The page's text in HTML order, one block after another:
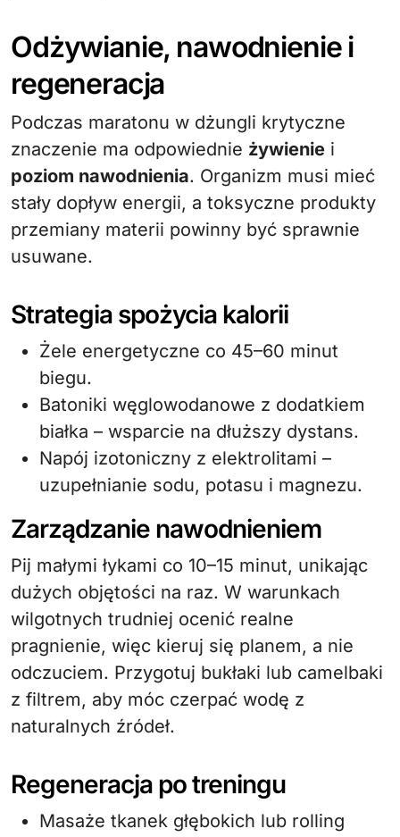
Odżywianie, nawodnienie i
regeneracja
Podczas maratonu w dżungli krytyczne
znaczenie ma odpowiednie żywienie i
poziom nawodnienia. Organizm musi mieć
stały dopływ energii, a toksyczne produkty
przemiany materii powinny być sprawnie
usuwane.
Strategia spożycia kalorii
Żele energetyczne co 45–60 minut
biegu.
Batoniki węglowodanowe z dodatkiem
białka – wsparcie na dłuższy dystans.
Napój izotoniczny z elektrolitami –
uzupełnianie sodu, potasu i magnezu.
Zarządzanie nawodnieniem
Pij małymi łykami co 10–15 minut, unikając
dużych objętości na raz. W warunkach
wilgotnych trudniej ocenić realne
pragnienie, więc kieruj się planem, a nie
odczuciem. Przygotuj bukłaki lub camelbaki
z filtrem, aby móc czerpać wodę z
naturalnych źródeł.
Regeneracja po treningu
Masaże tkanek głębokich lub rolling